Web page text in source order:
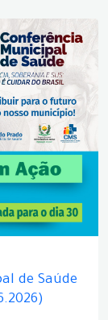
de Saúde